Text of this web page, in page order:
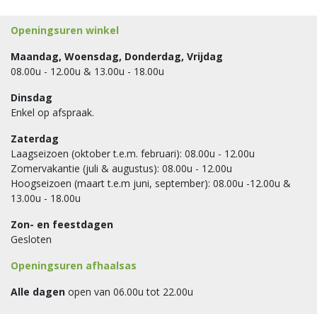
Openingsuren winkel
Maandag, Woensdag, Donderdag, Vrijdag
08.00u - 12.00u & 13.00u - 18.00u
Dinsdag
Enkel op afspraak.
Zaterdag
Laagseizoen (oktober t.e.m. februari): 08.00u - 12.00u
Zomervakantie (juli & augustus): 08.00u - 12.00u
Hoogseizoen (maart t.e.m juni, september): 08.00u -12.00u &
13.00u - 18.00u
Zon- en feestdagen
Gesloten
Openingsuren afhaalsas
Alle dagen open van 06.00u tot 22.00u